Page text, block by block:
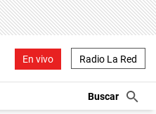
En vivo Radio La Red